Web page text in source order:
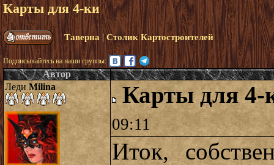
Карты для 4-ки
Таверна |Столик Картостроителей
Подписывайтесь на наши группы:
Автор
Леди Milina Карты для
09:11
Иток,